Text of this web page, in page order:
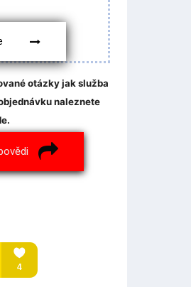
otázky jak služba
naleznete